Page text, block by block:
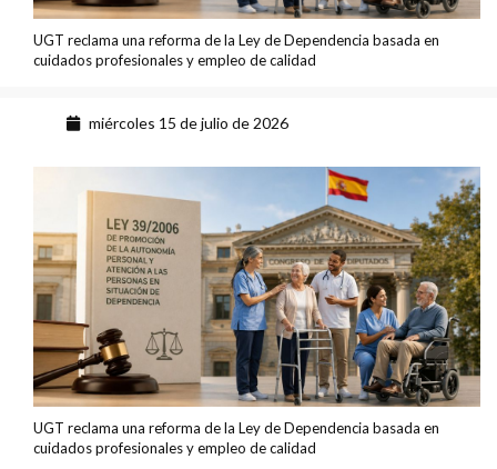
UGT reclama una reforma de la Ley de Dependencia basada en
cuidados profesionales y empleo de calidad
miércoles 15 de julio de 2026
UGT reclama una reforma de la Ley de Dependencia basada en
cuidados profesionales y empleo de calidad